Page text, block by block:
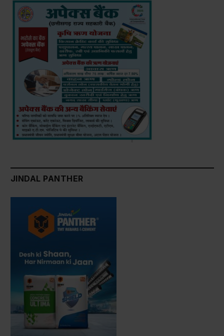
JINDAL PANTHER